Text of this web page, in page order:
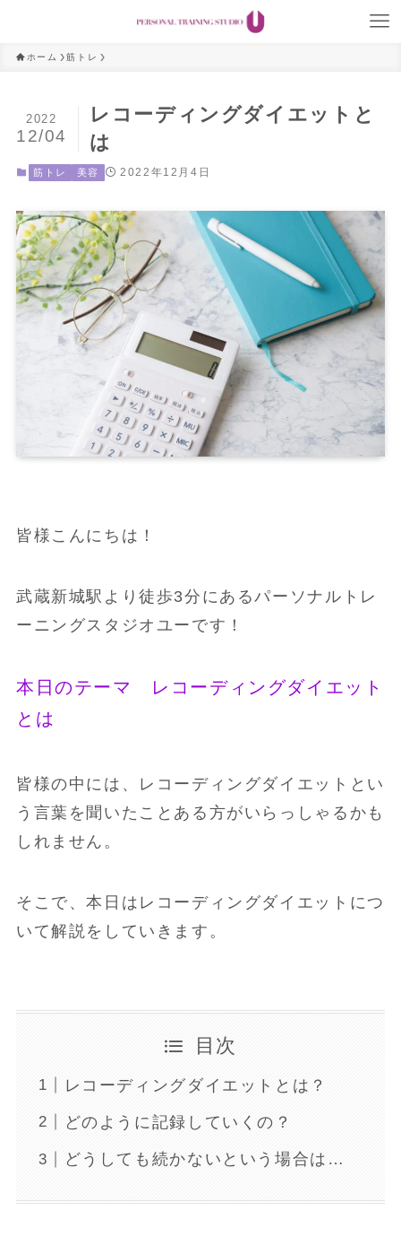
ホーム 筋トレ
レコーディングダイエットと
は
2022
12/04
筋トレ 美容 2022年12月4日
皆様こんにちは！
武蔵新城駅より徒歩3分にあるパーソナルトレ
ーニングスタジオユーです！
本日のテーマ レコーディングダイエット
とは
皆様の中には、レコーディングダイエットとい
う言葉を聞いたことある方がいらっしゃるかも
しれません。
そこで、本日はレコーディングダイエットにつ
いて解説をしていきます。
目次
レコーディングダイエットとは？
どのように記録していくの？
どうしても続かないという場合は…